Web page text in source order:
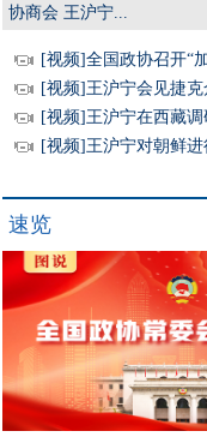
协商会 王沪宁...
[视频]全国政协召开“
[视频]王沪宁会见捷克
[视频]王沪宁在西藏调
[视频]王沪宁对朝鲜
速览